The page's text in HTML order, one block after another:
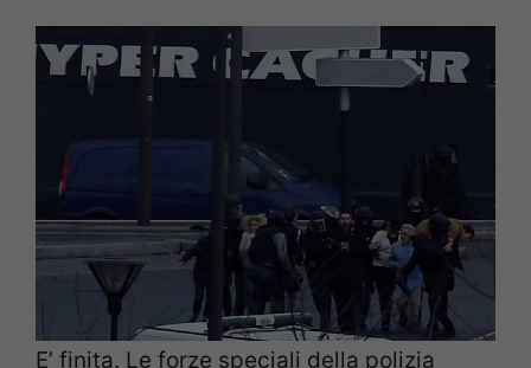
E’ finita. Le forze speciali della polizia